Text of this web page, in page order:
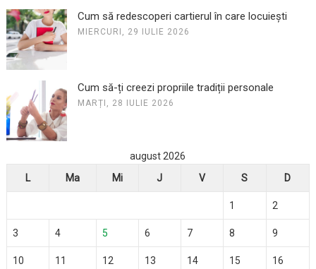
Cum să redescoperi cartierul în care locuiești
MIERCURI, 29 IULIE 2026
Cum să-ți creezi propriile tradiții personale
MARȚI, 28 IULIE 2026
august 2026
L
Ma Mi J V S D
1 2
3 4 5 6 7 8 9
10 11 12 13 14 15 16